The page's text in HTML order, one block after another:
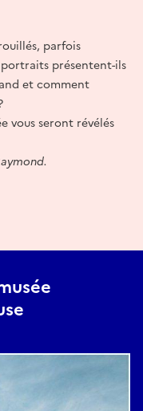
parfois
présentent-ils
et comment
vous seront révélés